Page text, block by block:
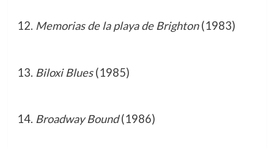
Memorias de la playa de Brighton(1983)
Biloxi Blues(1985)
Broadway Bound(1986)